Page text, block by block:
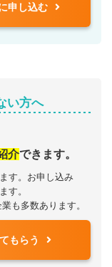
申し込む
い方へ
介できます。
す。お申し込み
す。
も多数あります。
もらう